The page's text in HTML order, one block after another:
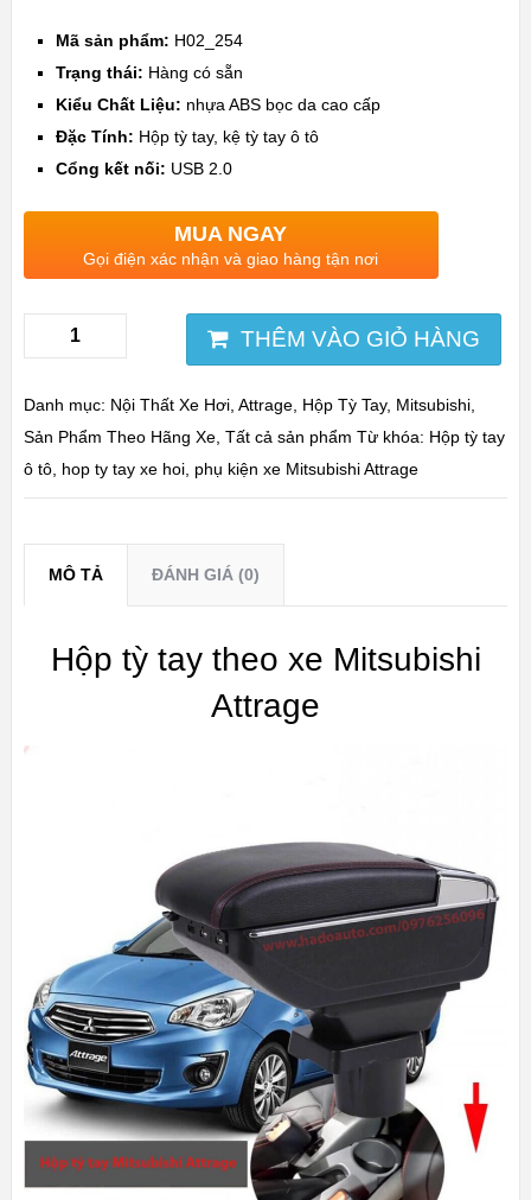
Mã sản phẩm: H02_254
Trạng thái: Hàng có sẵn
Kiểu Chất Liệu: nhựa ABS bọc da cao cấp
Đặc Tính: Hộp tỳ tay, kệ tỳ tay ô tô
Cổng kết nối: USB 2.0
MUA NGAY
Gọi điện xác nhận và giao hàng tận nơi
THÊM VÀO GIỎ HÀNG
Danh mục: Nội Thất Xe Hơi, Attrage, Hộp Tỳ Tay, Mitsubishi,
Sản Phẩm Theo Hãng Xe, Tất cả sản phẩm Từ khóa: Hộp tỳ tay
ô tô, hop ty tay xe hoi, phụ kiện xe Mitsubishi Attrage
MÔ TẢ ĐÁNH GIÁ (0)
Hộp tỳ tay theo xe Mitsubishi
Attrage